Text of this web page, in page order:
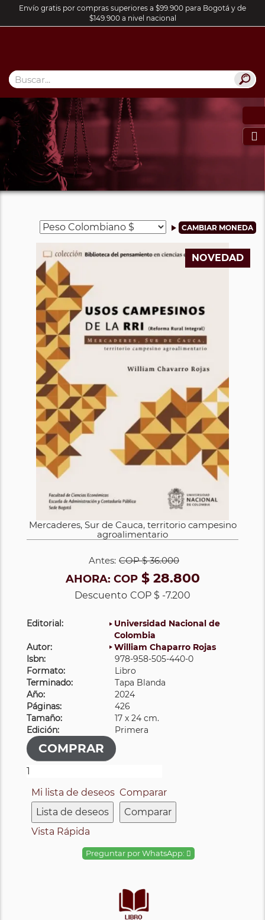
Envío gratis por compras superiores a $99.900 para Bogotá y de
$149.900 a nivel nacional

NOVEDAD
Mercaderes, Sur de Cauca, territorio campesino
agroalimentario
Antes: COP$ 36.000
AHORA: COP$ 28.800
Descuento COP $ -7.200
Editorial:
Universidad Nacional de
Colombia
Autor:
William Chaparro Rojas
Isbn:
978-958-505-440-0
Formato:
Libro
Terminado:
Tapa Blanda
Año:
2024
Páginas:
426
Tamaño:
17 x 24 cm.
Edición:
Primera
Mi lista de deseos
Lista de deseos
Comparar
Comparar
Vista Rápida
Preguntar por WhatsApp: